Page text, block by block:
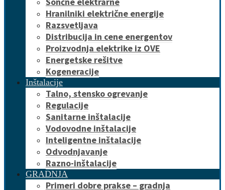
Hranilniki električne energije
Razsvetljava
Distribucija in cene energentov
Proizvodnja elektrike iz OVE
Energetske rešitve
Kogeneracije
Inštalacije
Talno, stensko ogrevanje
Regulacije
Sanitarne inštalacije
Vodovodne inštalacije
Inteligentne inštalacije
Odvodnjavanje
Razno-inštalacije
GRADNJA
Primeri dobre prakse – gradnja